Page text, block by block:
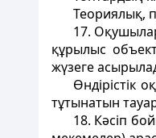
Теориялық,
17.
құрылыс
жүзеге
Өндiрiстiк
тұтынатын
18. Кәсіп